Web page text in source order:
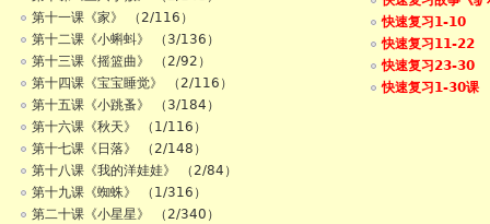
第十一课《家》 （2/116）
第十二课《小蝌蚪》 （3/136）
第十三课《摇篮曲》 （2/92）
第十四课《宝宝睡觉》 （2/116）
第十五课《小跳蚤》 （3/184）
第十六课《秋天》 （1/116）
第十七课《日落》 （2/148）
第十八课《我的洋娃娃》 （2/84）
第十九课《蜘蛛》 （1/316）
第二十课《小星星》 （2/340）
快速复习1-10
快速复习11-22
快速复习23-30
快速复习1-30课